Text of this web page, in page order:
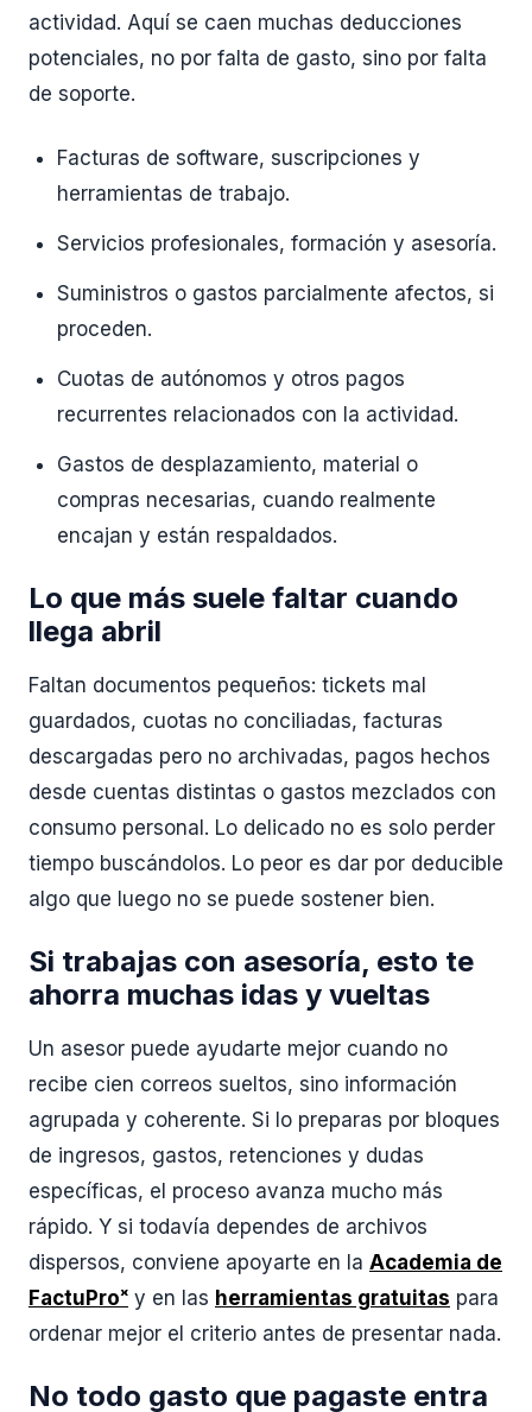
actividad. Aquí se caen muchas deducciones
potenciales, no por falta de gasto, sino por falta
de soporte.
Facturas de software, suscripciones y
herramientas de trabajo.
Servicios profesionales, formación y asesoría.
Suministros o gastos parcialmente afectos, si
proceden.
Cuotas de autónomos y otros pagos
recurrentes relacionados con la actividad.
Gastos de desplazamiento, material o
compras necesarias, cuando realmente
encajan y están respaldados.
Lo que más suele faltar cuando
llega abril
Faltan documentos pequeños: tickets mal
guardados, cuotas no conciliadas, facturas
descargadas pero no archivadas, pagos hechos
desde cuentas distintas o gastos mezclados con
consumo personal. Lo delicado no es solo perder
tiempo buscándolos. Lo peor es dar por deducible
algo que luego no se puede sostener bien.
Si trabajas con asesoría, esto te
ahorra muchas idas y vueltas
Un asesor puede ayudarte mejor cuando no
recibe cien correos sueltos, sino información
agrupada y coherente. Si lo preparas por bloques
de ingresos, gastos, retenciones y dudas
específicas, el proceso avanza mucho más
rápido. Y si todavía dependes de archivos
dispersos, conviene apoyarte en la Academia de
FactuProˣ y en las herramientas gratuitas para
ordenar mejor el criterio antes de presentar nada.
No todo gasto que pagaste entra